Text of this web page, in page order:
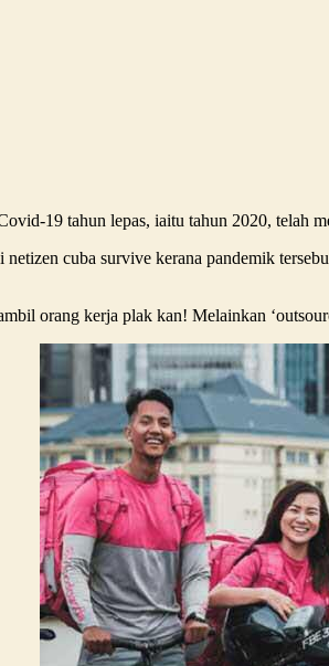
19 tahun lepas, iaitu tahun 2020, telah
cuba survive kerana pandemik
orang kerja plak kan! Melainkan